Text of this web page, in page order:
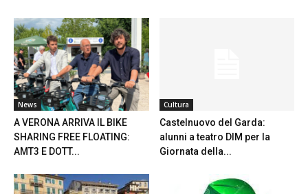
News
A VERONA ARRIVA IL BIKE
SHARING FREE FLOATING:
AMT3 E DOTT...
Cultura
Castelnuovo del Garda:
alunni a teatro DIM per la
Giornata della...